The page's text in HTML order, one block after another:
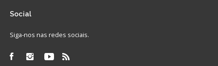
Social
Siga-nos nas redes sociais.